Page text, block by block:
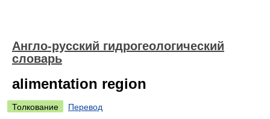
Англо-русский гидрогеологический
словарь
alimentation region
Толкование
Перевод